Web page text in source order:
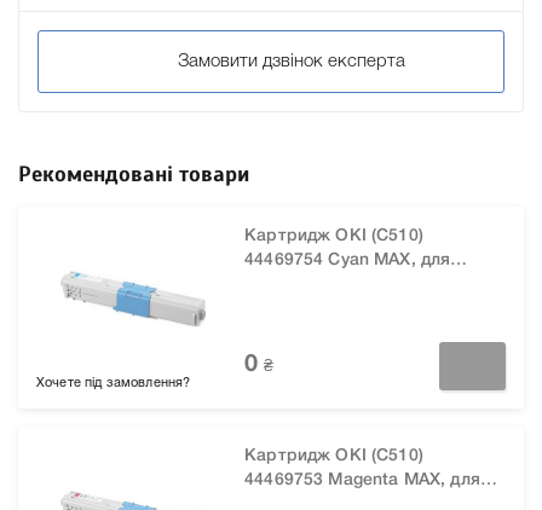
Замовити дзвінок експерта
Рекомендовані товари
Картридж OKI (C510)
44469754 Cyan MAX, для
0 ₴
Хочете під замовлення?
Картридж OKI (C510)
44469753 Мagenta MAX, для